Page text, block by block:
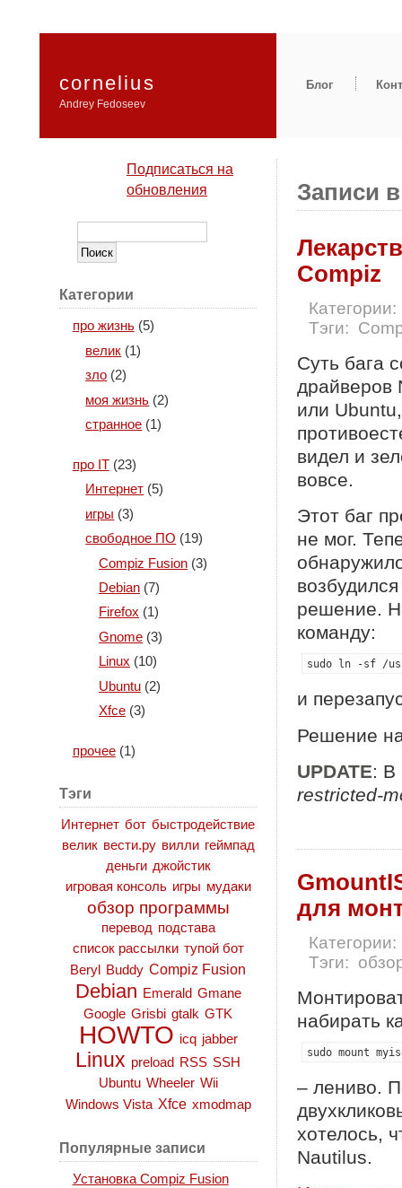
cornelius
Andrey Fedoseev
Блог
Записи
Compiz
Категории:
Тэги:
Суть бага
драйверов
или
видел и
вовсе.
Этот баг
не мог.
решение.
команду:
sudo ln -sf /
и
Решение
UPDATE: В
restricted-
для
Категории:
Тэги:
набирать
sudo mount
– лениво.
хотелось,
Nautilus.
Подписаться на
обновления
Категории
про жизнь(5)
велик (1)
зло (2)
моя жизнь (2)
странное (1)
про IT(23)
Интернет (5)
игры (3)
свободное ПО (19)
Compiz Fusion(3)
Debian(7)
Firefox (1)
Gnome(3)
Linux (10)
Ubuntu(2)
Xfce(3)
прочее(1)
Тэги
Интернет бот быстродействие
велик вести.ру вилли геймпад
деньги джойстик
игровая консоль игры мудаки
обзор программы
перевод подстава
список рассылки тупой бот
Beryl
Buddy Compiz Fusion
Debian Emerald Gmane
Google Grisbi gtalk GTK
HOWTO icq jabber
Linux preload RSS SSH
Ubuntu Wheeler Wii
Windows Vista Xfce xmodmap
Популярные записи
Установка Compiz Fusion